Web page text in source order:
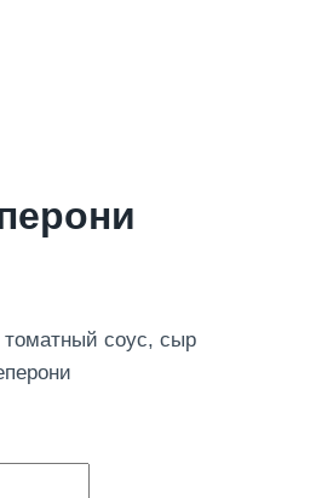
томатный соус, сыр